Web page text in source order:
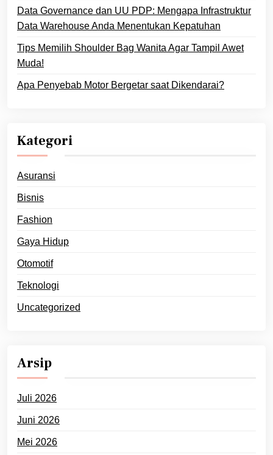
Data Governance dan UU PDP: Mengapa Infrastruktur
Data Warehouse Anda Menentukan Kepatuhan
Tips Memilih Shoulder Bag Wanita Agar Tampil Awet
Muda!
Apa Penyebab Motor Bergetar saat Dikendarai?
Kategori
Asuransi
Bisnis
Fashion
Gaya Hidup
Otomotif
Teknologi
Uncategorized
Arsip
Juli 2026
Juni 2026
Mei 2026